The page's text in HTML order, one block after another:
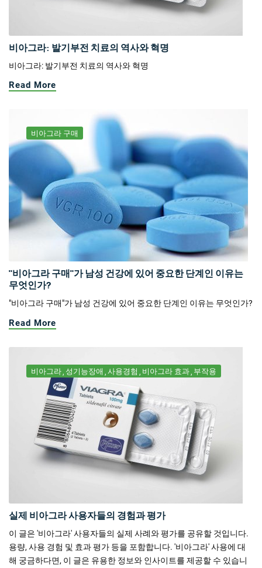
비아그라: 발기부전 치료의 역사와 혁명
비아그라: 발기부전 치료의 역사와 혁명
Read More
비아그라 구매
"비아그라 구매"가 남성 건강에 있어 중요한 단계인 이유는
무엇인가?
"비아그라 구매"가 남성 건강에 있어 중요한 단계인 이유는 무엇인가?
Read More
비아그라 성기능장애 사용경험 비아그라 효과 부작용
실제 비아그라 사용자들의 경험과 평가
이 글은 '비아그라' 사용자들의 실제 사례와 평가를 공유할 것입니다.
용량, 사용 경험 및 효과 평가 등을 포함합니다. '비아그라' 사용에 대
해 궁금하다면, 이 글은 유용한 정보와 인사이트를 제공할 수 있습니